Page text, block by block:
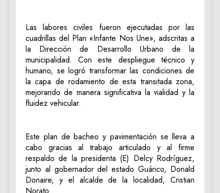
Las labores civiles fueron ejecutadas por las
cuadrillas del Plan «Infante Nos Une», adscritas a
la Dirección de Desarrollo Urbano de la
municipalidad. Con este despliegue técnico y
humano, se logró transformar las condiciones de
la capa de rodamiento de esta transitada zona,
mejorando de manera significativa la vialidad y la
fluidez vehicular.
Este plan de bacheo y pavimentación se lleva a
cabo gracias al trabajo articulado y al firme
respaldo de la presidenta (E) Delcy Rodríguez,
junto al gobernador del estado Guárico, Donald
Donaire, y el alcalde de la localidad, Cristian